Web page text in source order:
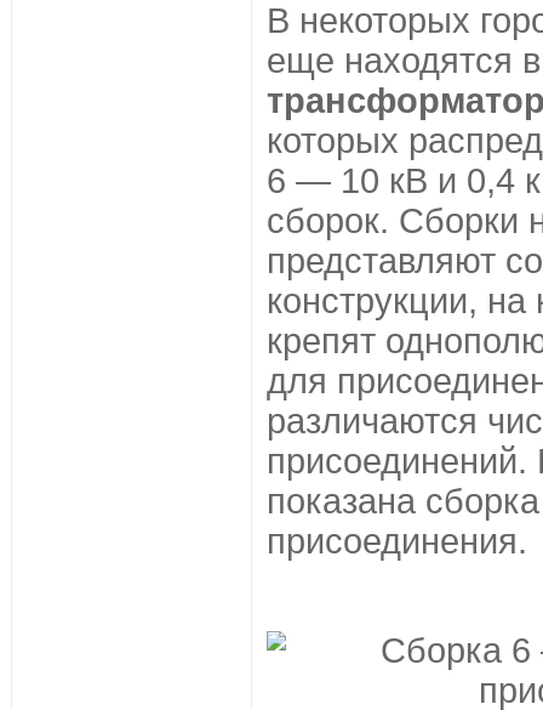
В некоторых
еще находятся
которых
6 — 10 кВ и 0,4
сборок. Сборки
представляют
конструкции, на
крепят
для
различаются
показана
присоединения.